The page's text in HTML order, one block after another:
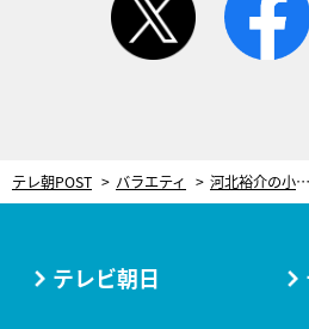
テレ朝POST バラエティ 河北裕介の小顔ヘアアレンジ！河北麻友子、その実力を絶賛＆キャラにはツッコミ
テレビ朝日